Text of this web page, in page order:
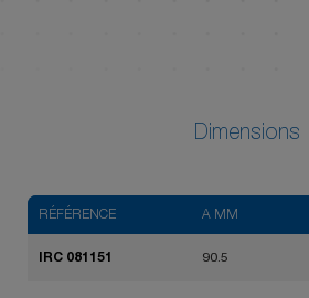
Dimensions
RÉFÉRENCE A MM
IRC 081151 90.5